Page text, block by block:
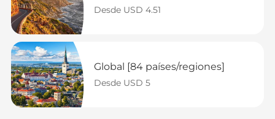
Desde USD 4.51
Global [84 países/regiones]
Desde USD 5